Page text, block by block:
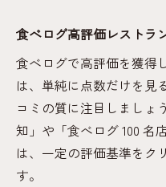
説
食べログ100名
徴
愛知県の人気
検証
納得できるレスト
食べログ高評価レストラ
食べログで高評価を獲得
は、単純に点数だけを見
コミの質に注目しましょ
知」や「食べログ 100 名
は、一定の評価基準をク
す。